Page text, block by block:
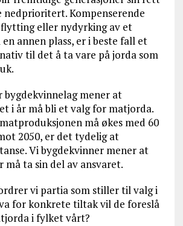
Kompenserende
eller nydyrking av et
annen plass, er i beste fall et
til det å ta vare på jorda som
bygdekvinnelag mener at
i år må bli et valg for matjorda.
må økes med 60
2050, er det tydelig at
Vi bygdekvinner mener at
må ta sin del av ansvaret.
vi partia som stiller til valg i
for konkrete tiltak vil de foreslå
i fylket vårt?